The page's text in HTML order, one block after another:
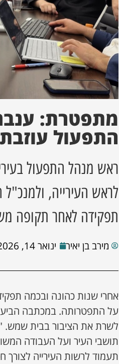
מתפטרת:
התפעול עוזבת
ראש מנהל התפעול
לראש העירייה,
תפקידה לאחר תקופה
מירב בן יאיר ינואר 14, 2026
אחרי שנות כהונה ובכמה
על התפטרותה. במכתבה
לשרת את הציבור בבית שמש.
תושבי העיר ועל העבודה
תעמוד לרשות העירייה לצורך